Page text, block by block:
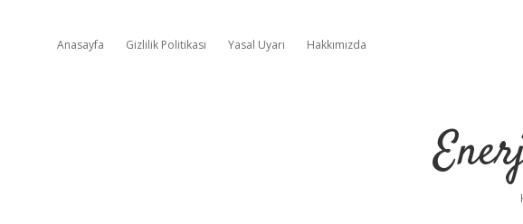
Anasayfa Gizlilik Politikası Yasal Uyarı Hakkımızda